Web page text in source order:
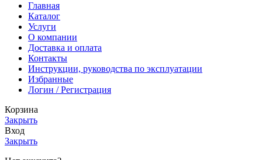
Главная
Каталог
Услуги
О компании
Доставка и оплата
Контакты
Инструкции, руководства по эксплуатации
Избранные
Логин / Регистрация
Корзина
Закрыть
Вход
Закрыть